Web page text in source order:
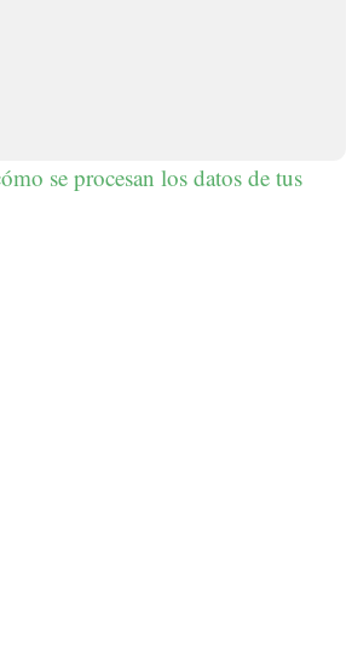
se procesan los datos de tus